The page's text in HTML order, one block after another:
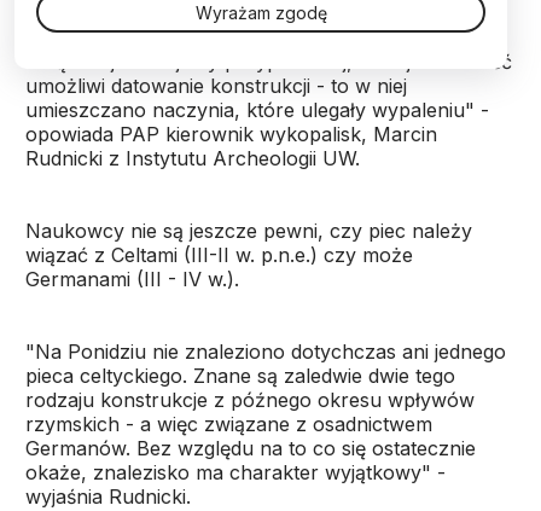
"Piec jest doskonale zachowany. Obecnie szukamy
związanej z nim jamy przypiecowej, której zawartość
umożliwi datowanie konstrukcji - to w niej
umieszczano naczynia, które ulegały wypaleniu" -
opowiada PAP kierownik wykopalisk, Marcin
Rudnicki z Instytutu Archeologii UW.
Naukowcy nie są jeszcze pewni, czy piec należy
wiązać z Celtami (III-II w. p.n.e.) czy może
Germanami (III - IV w.).
"Na Ponidziu nie znaleziono dotychczas ani jednego
pieca celtyckiego. Znane są zaledwie dwie tego
rodzaju konstrukcje z późnego okresu wpływów
rzymskich - a więc związane z osadnictwem
Germanów. Bez względu na to co się ostatecznie
okaże, znalezisko ma charakter wyjątkowy" -
wyjaśnia Rudnicki.
Wyrażam zgodę